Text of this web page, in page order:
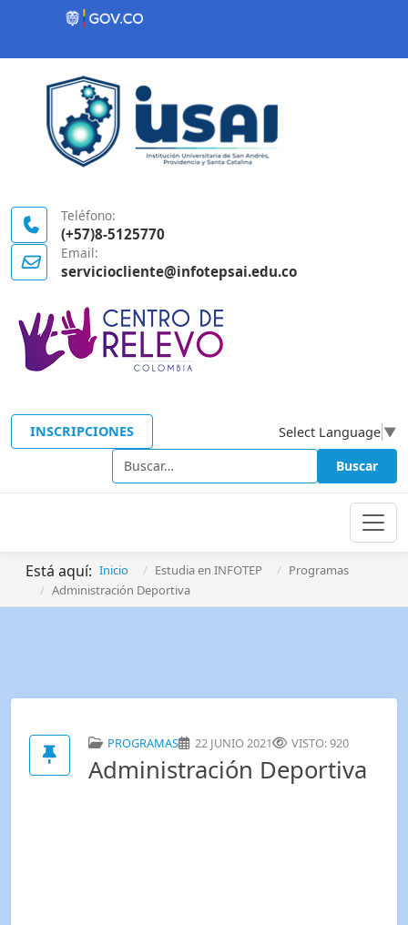
Contenido inicial
Teléfono:
(+57)8-5125770
Email:
serviciocliente@infotepsai.edu.co
INSCRIPCIONES Select Language ▼
Buscar Buscar
Está aquí: Inicio Estudia en INFOTEP
Programas
Administración Deportiva
PROGRAMAS 22 JUNIO 2021 VISTO: 920
Administración Deportiva